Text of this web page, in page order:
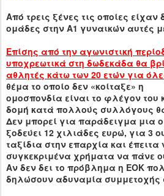
Από τρεις ξένες τις οποίες
ομάδες στην Α1 γυναικών αυτές
Επίσης από την αγωνιστική
υποχρεωτικά στη δωδεκάδα θα
αθλητές κάτω των 20 ετών για
θέμα το οποίο δεν «κοίταξε» η
ομοσπονδία είναι το φλέγον του
δομή κατά πολλούς συλλόγους
Δεν μπορεί για παράδειγμα μια
ξοδεύει 12 χιλιάδες ευρώ, για 3
ταξίδια στην επαρχία και
συγκεκριμένα χρήματα να πάνε
Αν δεν δει το πρόβλημα η ΕΟΚ
δηλώσουν αδυναμία συμμετοχής